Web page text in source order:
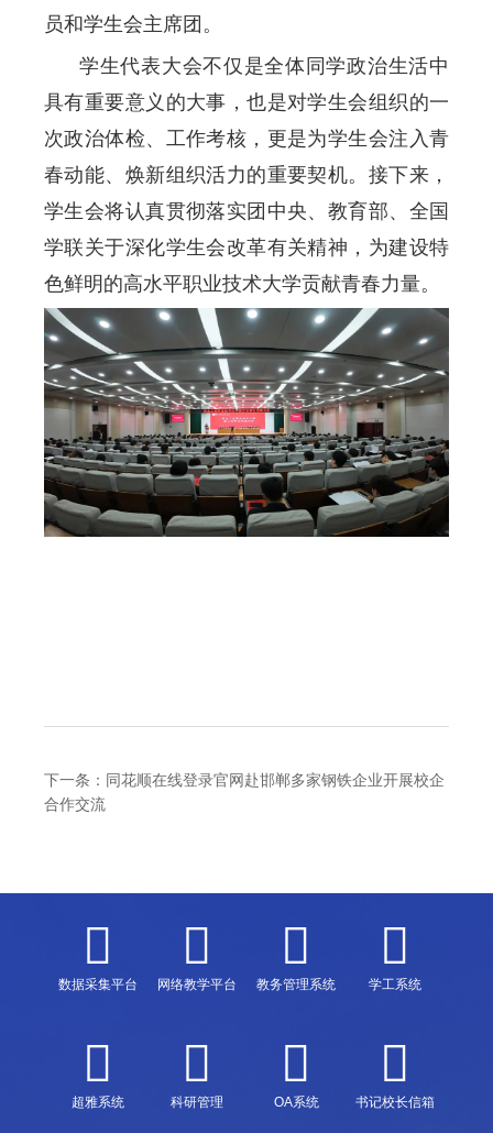
员和学生会主席团。
学生代表大会不仅是全体同学政治生活中
具有重要意义的大事，也是对学生会组织的一
次政治体检、工作考核，更是为学生会注入青
春动能、焕新组织活力的重要契机。接下来，
学生会将认真贯彻落实团中央、教育部、全国
学联关于深化学生会改革有关精神，为建设特
色鲜明的高水平职业技术大学贡献青春力量。
下一条： 同花顺在线登录官网赴邯郸多家钢铁企业开展校企
合作交流
数据采集平台 网络教学平台 教务管理系统 学工系统
超雅系统 科研管理 OA系统 书记校长信箱